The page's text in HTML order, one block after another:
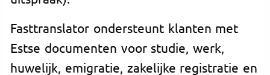
Fasttranslator ondersteunt klanten met
Estse documenten voor studie, werk,
huwelijk, emigratie, zakelijke registratie en